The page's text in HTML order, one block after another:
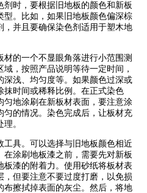
时，要根据旧地板的颜色和新板
型。比如，如果旧地板颜色偏深棕
，并且要确保染色剂适用于塑木地
的一个不显眼角落进行小范围测
，按照产品说明等待一定时间，
深浅、均匀度等。如果颜色过深或
抹时间或稀释比例。在正式染色
匀地涂刷在新板材表面，要注意涂
匀的情况。染色完成后，让板材充
。
具。可以选择与旧地板颜色相近
涂刷地板漆之前，需要先对新板
板漆的附着力。使用砂纸将板材表
但要注意不要过度打磨，以免损
布擦拭掉表面的灰尘。然后，将地